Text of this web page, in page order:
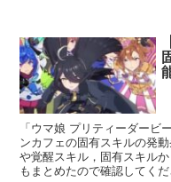
「ウマ娘 プリティーダービ
ンカフェの固有スキルの発
や覚醒スキル，固有スキル
もまとめたので確認してくだ